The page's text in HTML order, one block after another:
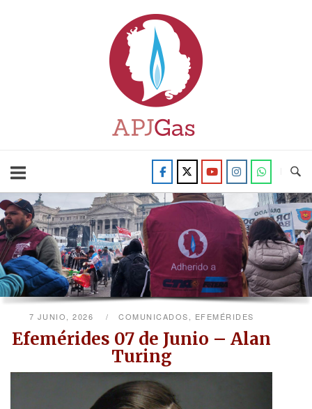
7 JUNIO, 2026 COMUNICADOS, EFEMÉRIDES
Efemérides 07 de Junio – Alan
Turing